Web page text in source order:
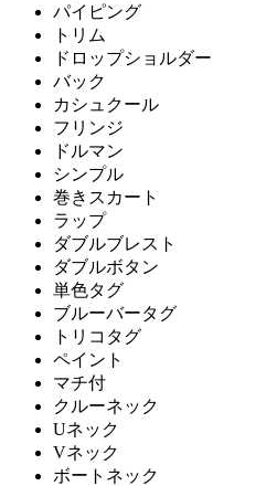
パイピング
トリム
ドロップショルダー
バック
カシュクール
フリンジ
ドルマン
シンプル
巻きスカート
ラップ
ダブルブレスト
ダブルボタン
単色タグ
ブルーバータグ
トリコタグ
ペイント
マチ付
クルーネック
Uネック
Vネック
ボートネック